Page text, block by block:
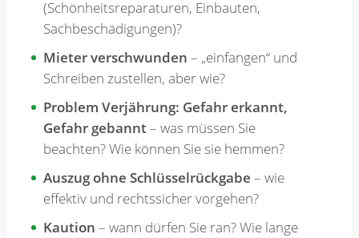
(Schönheitsreparaturen, Einbauten,
Sachbeschädigungen)?
Mieter verschwunden – „einfangen“ und
Schreiben zustellen, aber wie?
Problem Verjährung: Gefahr erkannt,
Gefahr gebannt– was müssen Sie
beachten? Wie können Sie sie hemmen?
Auszug ohne Schlüsselrückgabe – wie
effektiv und rechtssicher vorgehen?
Kaution – wann dürfen Sie ran? Wie lange